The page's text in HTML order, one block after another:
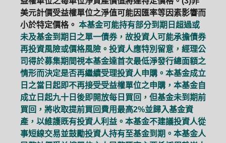
美元計價受益權單位之淨值可能因匯率等因素影響而
小於特定價格。 本基金可能持有部分到期日超過或
未及基金到期日之單一債券，故投資人可能承擔債券
再投資風險或價格風險。投資人應特別留意，經理公
司得於募集期間視本基金達首次最低淨發行總面額之
情形而決定是否再繼續受理投資人申購。本基金成立
日之當日起即不再接受受益權單位之申購，本基金自
成立日起九十日後即開放每日買回，但基金未到期前
買回，將收取提前買回費用最高2%並歸入基金資
產，以維護既有投資人利益。本基金不建議投資人從
事短線交易並鼓勵投資人持有至基金到期。本基金人